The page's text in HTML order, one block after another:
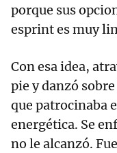
porque sus
esprint es muy
Con esa idea,
pie y danzó
que patrocinaba
energética. Se
no le alcanzó.